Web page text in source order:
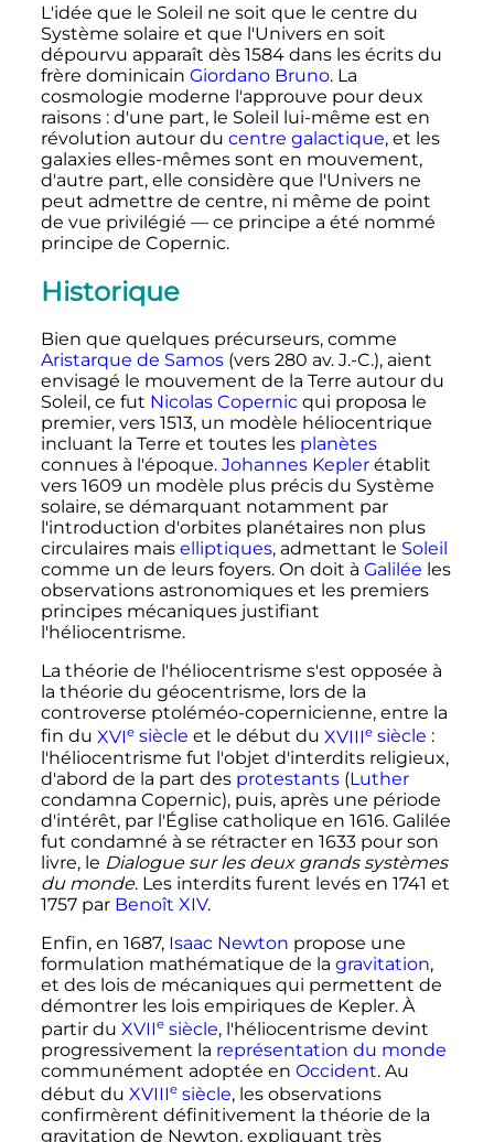
L'idée que le Soleil ne soit que le centre du
Système solaire et que l'Univers en soit
dépourvu apparaît dès 1584 dans les écrits du
frère dominicain Giordano Bruno. La
cosmologie moderne l'approuve pour deux
raisons : d'une part, le Soleil lui-même est en
révolution autour du centre galactique, et les
galaxies elles-mêmes sont en mouvement,
d'autre part, elle considère que l'Univers ne
peut admettre de centre, ni même de point
de vue privilégié — ce principe a été nommé
principe de Copernic.
Historique
Bien que quelques précurseurs, comme
Aristarque de Samos(vers 280 av. J.-C.), aient
envisagé le mouvement de la Terre autour du
Soleil, ce fut Nicolas Copernicqui proposa le
premier, vers 1513, un modèle héliocentrique
incluant la Terre et toutes les planètes
connues à l'époque. Johannes Keplerétablit
vers 1609 un modèle plus précis du Système
solaire, se démarquant notamment par
l'introduction d'orbites planétaires non plus
circulaires mais elliptiques, admettant le Soleil
comme un de leurs foyers. On doit à Galilée les
observations astronomiques et les premiers
principes mécaniques justifiant
l'héliocentrisme.
La théorie de l'héliocentrisme s'est opposée à
la théorie du géocentrisme, lors de la
controverse ptoléméo-copernicienne, entre la
fin du XVIesiècle et le début du XVIIIesiècle :
l'héliocentrisme fut l'objet d'interdits religieux,
d'abord de la part des protestants(Luther
condamna Copernic), puis, après une période
d'intérêt, par l'Église catholique en 1616. Galilée
fut condamné à se rétracter en 1633 pour son
livre, le Dialogue sur les deux grands systèmes
du monde. Les interdits furent levés en 1741 et
1757 par Benoît XIV.
Enfin, en 1687, Isaac Newton propose une
formulation mathématique de la gravitation,
et des lois de mécaniques qui permettent de
démontrer les lois empiriques de Kepler. À
partir du XVIIesiècle, l'héliocentrisme devint
progressivement la représentation du monde
communément adoptée en Occident. Au
début du XVIIIesiècle, les observations
confirmèrent définitivement la théorie de la
gravitation de Newton, expliquant très